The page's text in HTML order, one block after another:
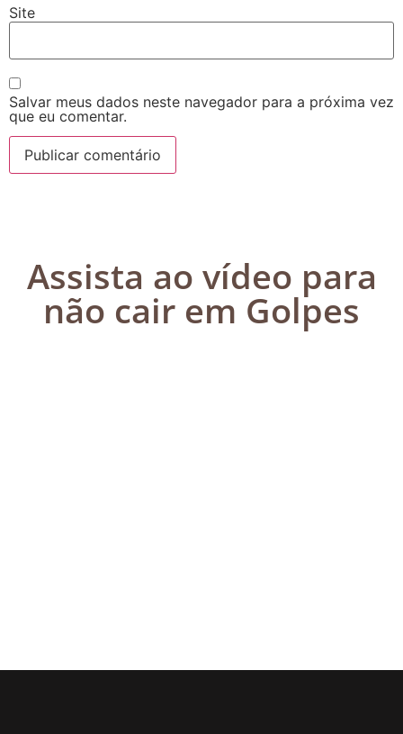
Site
Salvar meus dados neste navegador para a próxima vez
que eu comentar.
Assista ao vídeo para
não cair em Golpes